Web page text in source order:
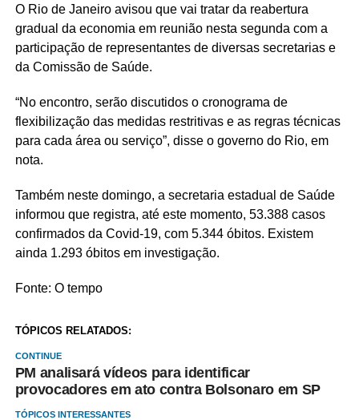
O Rio de Janeiro avisou que vai tratar da reabertura
gradual da economia em reunião nesta segunda com a
participação de representantes de diversas secretarias e
da Comissão de Saúde.
“No encontro, serão discutidos o cronograma de
flexibilização das medidas restritivas e as regras técnicas
para cada área ou serviço”, disse o governo do Rio, em
nota.
Também neste domingo, a secretaria estadual de Saúde
informou que registra, até este momento, 53.388 casos
confirmados da Covid-19, com 5.344 óbitos. Existem
ainda 1.293 óbitos em investigação.
Fonte: O tempo
TÓPICOS RELATADOS:
CONTINUE
PM analisará vídeos para identificar
provocadores em ato contra Bolsonaro em SP
TÓPICOS INTERESSANTES